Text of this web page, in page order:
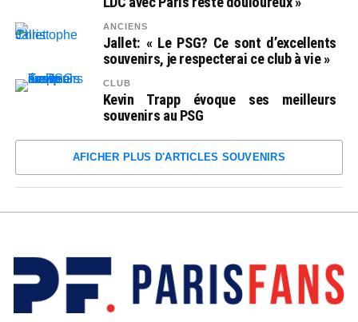
ANCIENS
Jallet: « Le PSG? Ce sont d’excellents
souvenirs, je respecterai ce club à vie »
CLUB
Kevin Trapp évoque ses meilleurs
souvenirs au PSG
AFICHER PLUS D'ARTICLES SOUVENIRS